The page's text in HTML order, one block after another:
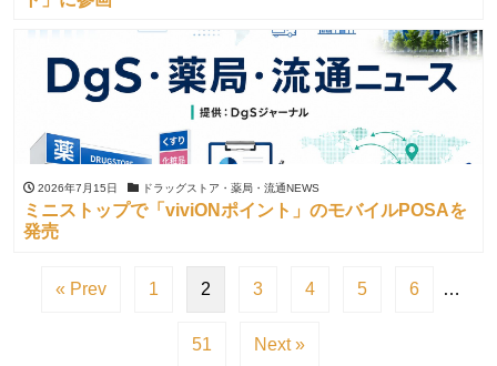
2026年7月15日 ドラッグストア・薬局・流通NEWS
ミニストップで「viviONポイント」のモバイルPOSAを
発売
« Prev 1 2 3 4 5 6 …
51 Next »